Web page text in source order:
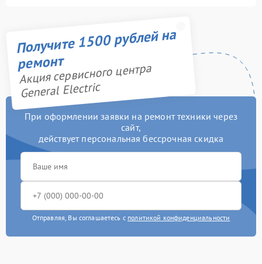
Получите 1500 рублей на
ремонт
Акция сервисного центра
General Electric
При оформлении заявки на ремонт техники через
сайт,
действует персональная бессрочная скидка
Отправляя, Вы соглашаетесь с политикой конфиденциальности